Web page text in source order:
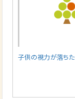
子供の視力が落ち